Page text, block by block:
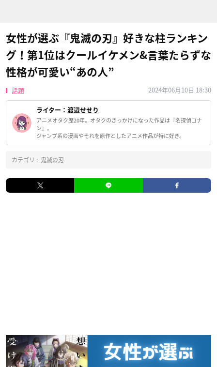
女性が選ぶ『鬼滅の刃』好きな柱ランキン
グ！第1位はクールイケメン&言葉たらずな
性格が可愛い“あの人”
話題 2024年06月10日 18:30
ライター： 渡辺せせり
アニメオタク歴20年。オタクのきっかけになった作品は『名探偵コナ
ン』。
ジャンプ系の漫画やそれを原作としたアニメ作品が特に好き。
カテゴリ : 鬼滅の刃